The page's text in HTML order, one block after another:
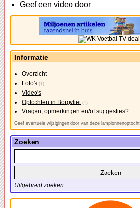
Geef een video door
Informatie
Overzicht
Foto's (1)
Video's
Optochten in Borgvliet (1)
Vragen, opmerkingen en/of suggesties?
Geef eventuele wijzigingen door van deze lampionnenoptocht
Zoeken
Uitgebreid zoeken